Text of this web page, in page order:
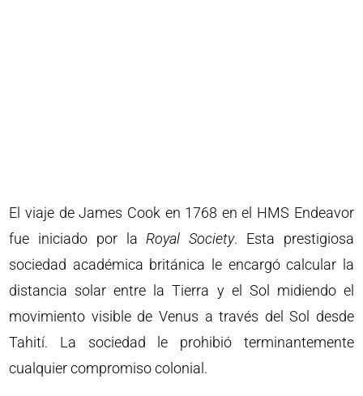
El viaje de James Cook en 1768 en el HMS Endeavor
fue iniciado por laRoyal Society. Esta prestigiosa
sociedad académica británica le encargó calcular la
distancia solar entre la Tierra y el Sol midiendo el
movimiento visible de Venus a través del Sol desde
Tahití. La sociedad le prohibió terminantemente
cualquier compromiso colonial.